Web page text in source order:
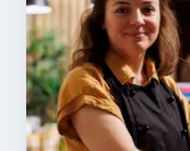
públicos.
2026! Esse
instituições
comunicação